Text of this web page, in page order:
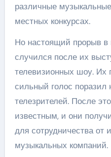
различные
местных конкурсах.
Но настоящий прорыв в
случился после их
телевизионных шоу. Их
сильный голос поразил
телезрителей. После
известным, и они
для сотрудничества от
музыкальных компаний.